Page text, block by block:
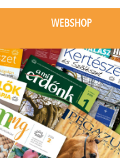
WEBSHOP